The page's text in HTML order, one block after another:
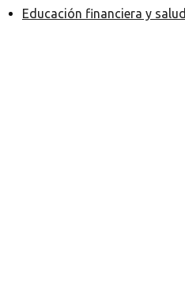
Educación financiera y salud